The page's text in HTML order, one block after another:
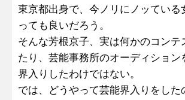
東京都出身で、今ノリにノッている
っても良いだろう。
そんな芳根京子、実は何かのコンテ
たり、芸能事務所のオーディション
界入りしたわけではない。
では、どうやって芸能界入りをした